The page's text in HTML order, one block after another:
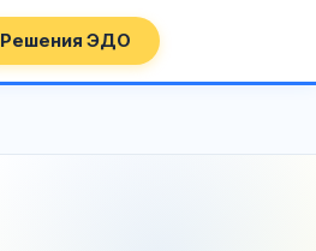
Решения ЭДО